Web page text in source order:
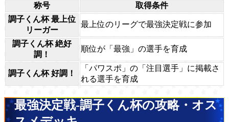
称号
取得条件
調子くん杯 最上位
リーガー
最上位のリーグで最強決定戦に参加
調子くん杯 絶好
調！
順位が「最強」の選手を育成
調子くん杯 好調！
「パワスポ」の「注目選手」に掲載さ
れる選手を育成
最強決定戦-調子くん杯の攻略・オス